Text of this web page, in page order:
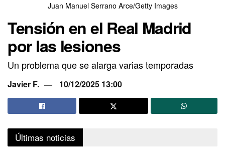
Juan Manuel Serrano Arce/Getty Images
Tensión en el Real Madrid
por las lesiones
Un problema que se alarga varias temporadas
Javier F. 10/12/2025 13:00
Últimas noticias